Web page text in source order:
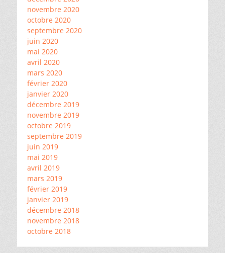
novembre 2020
octobre 2020
septembre 2020
juin 2020
mai 2020
avril 2020
mars 2020
février 2020
janvier 2020
décembre 2019
novembre 2019
octobre 2019
septembre 2019
juin 2019
mai 2019
avril 2019
mars 2019
février 2019
janvier 2019
décembre 2018
novembre 2018
octobre 2018